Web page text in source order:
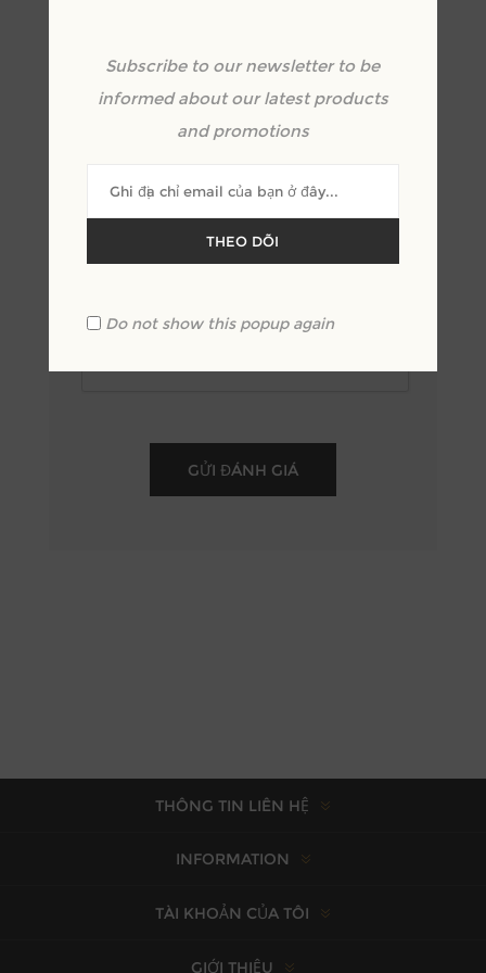
Xêp hạng:
THÔNG TIN LIÊN HỆ
INFORMATION
TÀI KHOẢN CỦA TÔI
GIỚI THIỆU
Subscribe to our newsletter to be
informed about our latest products
and promotions
THEO DÕI
Do not show this popup again